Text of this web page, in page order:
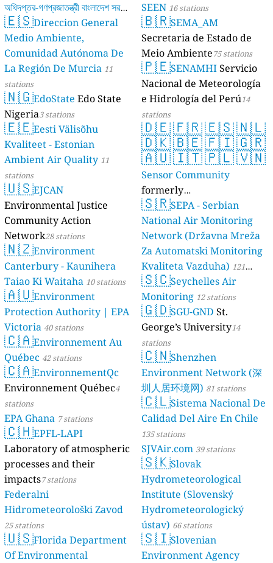
অধিদপ্তর-গণপ্রজাতন্ত্রী বাংলাদেশ সরকার
17 stations
🇪🇸Direccion General
Medio Ambiente,
Comunidad Autónoma De
La Región De Murcia 11
stations
🇳🇬EdoState Edo State
Nigeria3 stations
🇪🇪Eesti Välisõhu
Kvaliteet - Estonian
Ambient Air Quality 11
stations
🇺🇸EJCAN
Environmental Justice
Community Action
Network28 stations
🇳🇿Environment
Canterbury - Kaunihera
Taiao Ki Waitaha 10 stations
🇦🇺Environment
Protection Authority | EPA
Victoria 40 stations
🇨🇦Environnement Au
Québec 42 stations
🇨🇦EnvironnementQc
Environnement Québec4
stations
EPA Ghana 7 stations
🇨🇭EPFL-LAPI
Laboratory of atmospheric
processes and their
impacts7 stations
Federalni
Hidrometeorološki Zavod
25 stations
🇺🇸Florida Department
Of Environmental
SEEN 16 stations
🇧🇷SEMA_AM
Secretaria de Estado de
Meio Ambiente75 stations
🇵🇪SENAMHIServicio
Nacional de Meteorología
e Hidrología del Perú14
stations
🇩🇪🇫🇷🇪🇸🇳🇱
🇩🇰🇧🇪🇫🇮🇬🇷
🇦🇺🇮🇹🇵🇱🇻🇳
Sensor Community
formerly
luftdaten.info35819 stations
🇸🇷SEPA - Serbian
National Air Monitoring
Network (Državna Mreža
Za Automatski Monitoring
Kvaliteta Vazduha) 121
stations
🇸🇨Seychelles Air
Monitoring 12 stations
🇬🇩SGU-GND St.
George’s University14
stations
🇨🇳Shenzhen
Environment Network (深
圳人居环境网) 81 stations
🇨🇱Sistema Nacional De
Calidad Del Aire En Chile
135 stations
SJVAir.com 39 stations
🇸🇰Slovak
Hydrometeorological
Institute (Slovenský
Hydrometeorologický
ústav) 66 stations
🇸🇮Slovenian
Environment Agency